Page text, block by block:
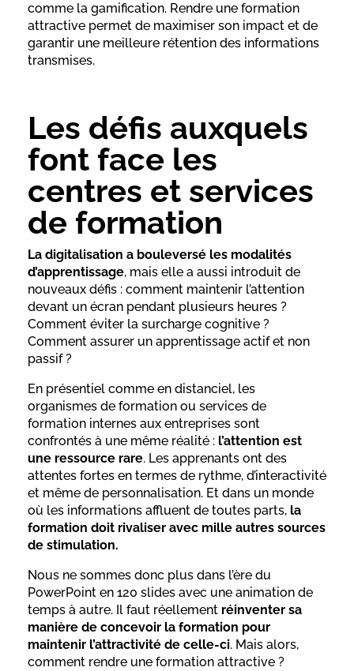
comme la gamification. Rendre une formation
attractive permet de maximiser son impact et de
garantir une meilleure rétention des informations
transmises.
Les défis auxquels
font face les
centres et services
de formation
La digitalisation a bouleversé les modalités
d’apprentissage, mais elle a aussi introduit de
nouveaux défis : comment maintenir l’attention
devant un écran pendant plusieurs heures ?
Comment éviter la surcharge cognitive ?
Comment assurer un apprentissage actif et non
passif ?
En présentiel comme en distanciel, les
organismes de formation ou services de
formation internes aux entreprises sont
confrontés à une même réalité : l’attention est
une ressource rare. Les apprenants ont des
attentes fortes en termes de rythme, d’interactivité
et même de personnalisation. Et dans un monde
où les informations affluent de toutes parts, la
formation doit rivaliser avec mille autres sources
de stimulation.
Nous ne sommes donc plus dans l’ère du
PowerPoint en 120 slides avec une animation de
temps à autre. Il faut réellement réinventer sa
manière de concevoir la formation pour
maintenir l’attractivité de celle-ci. Mais alors,
comment rendre une formation attractive ?